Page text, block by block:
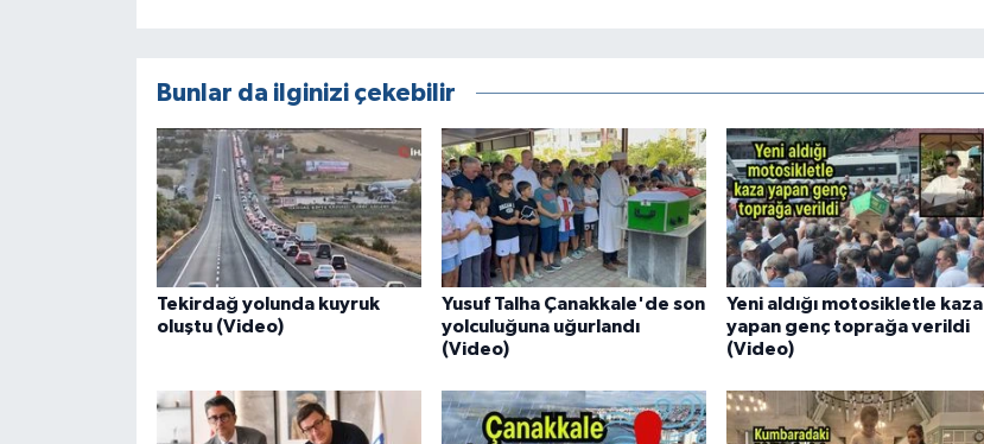
Bunlar da ilginizi çekebilir
Tekirdağ yolunda kuyruk
oluştu (Video)
Yusuf Talha Çanakkale'de son
yolculuğuna uğurlandı
(Video)
Yeni aldığı motosikletle kaza
yapan genç toprağa verildi
(Video)